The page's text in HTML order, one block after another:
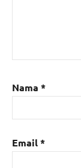
Nama *
Email*